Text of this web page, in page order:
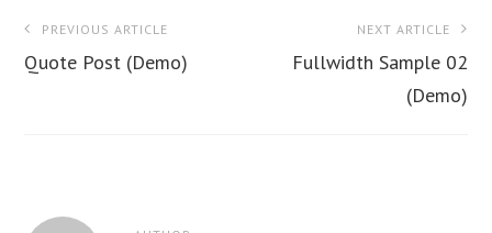
o
PREVIOUS ARTICLE
Quote Post (Demo)
NEXT ARTICLE
Fullwidth Sample 02
(Demo)